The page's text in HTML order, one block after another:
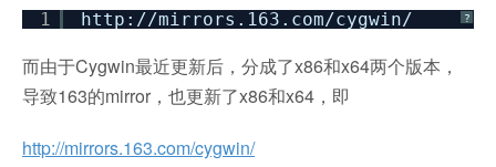
?
1 http: //mirrors .163.com/cygwin/
而由于Cygwin最近更新后，分成了x86和x64两个版本，
导致163的mirror，也更新了x86和x64，即
http://mirrors.163.com/cygwin/